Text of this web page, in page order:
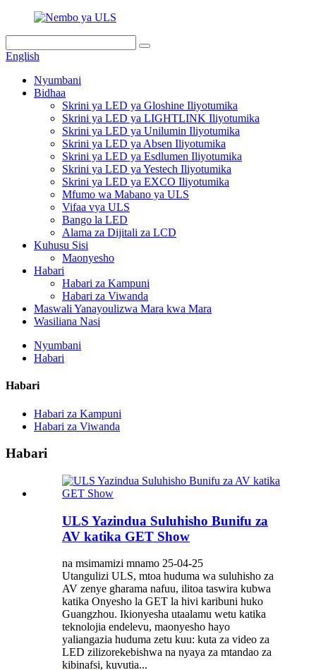
English
Nyumbani
Bidhaa
Skrini ya LED ya Gloshine Iliyotumika
Skrini ya LED ya LIGHTLINK Iliyotumika
Skrini ya LED ya Unilumin Iliyotumika
Skrini ya LED ya Absen Iliyotumika
Skrini ya LED ya Esdlumen Iliyotumika
Skrini ya LED ya Yestech Iliyotumika
Skrini ya LED ya EXCO Iliyotumika
Mfumo wa Mabano ya ULS
Vifaa vya ULS
Bango la LED
Alama za Dijitali za LCD
Kuhusu Sisi
Maonyesho
Habari
Habari za Kampuni
Habari za Viwanda
Maswali Yanayoulizwa Mara kwa Mara
Wasiliana Nasi
Nyumbani
Habari
Habari
Habari za Kampuni
Habari za Viwanda
Habari
ULS Yazindua Suluhisho Bunifu za
AV katika GET Show
na msimamizi mnamo 25-04-25
Utangulizi ULS, mtoa huduma wa suluhisho za
AV zenye gharama nafuu, ilitoa taswira kubwa
katika Onyesho la GET la hivi karibuni huko
Guangzhou. Ikionyesha utaalamu wetu katika
teknolojia endelevu, maonyesho hayo
yaliangazia huduma zetu kuu: kuta za video za
LED zilizorekebishwa na nyaya za mtandao za
kibinafsi, kuvutia...